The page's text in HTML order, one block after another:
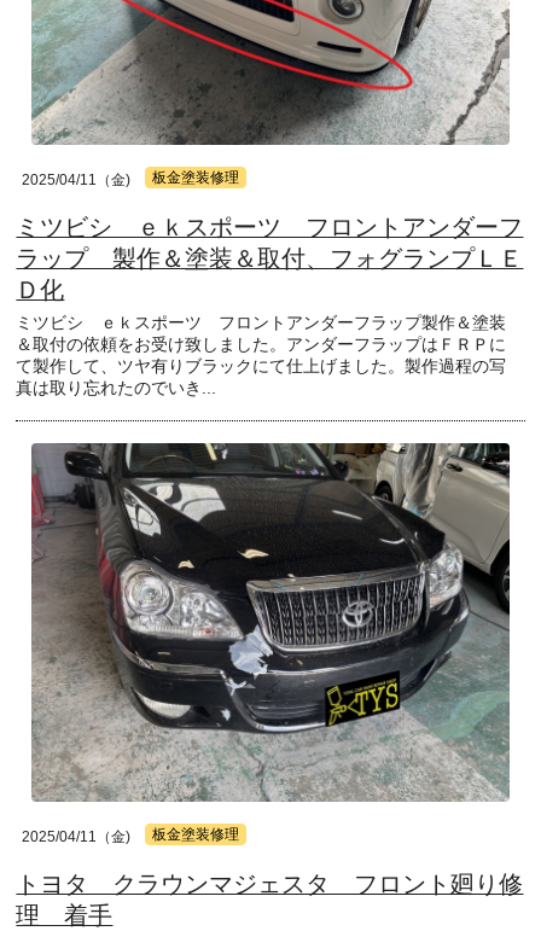
2025/04/11（金) 板金塗装修理
ミツビシ ｅｋスポーツ フロントアンダーフ
ラップ 製作＆塗装＆取付、フォグランプＬＥ
Ｄ化
ミツビシ ｅｋスポーツ フロントアンダーフラップ製作＆塗装
＆取付の依頼をお受け致しました。アンダーフラップはＦＲＰに
て製作して、ツヤ有りブラックにて仕上げました。製作過程の写
真は取り忘れたのでいき...
2025/04/11（金) 板金塗装修理
トヨタ クラウンマジェスタ フロント廻り修
理 着手